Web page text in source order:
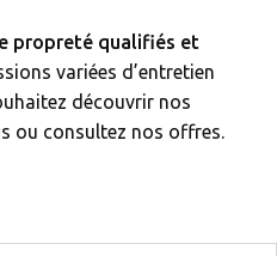
propreté qualifiés et
variées d’entretien
découvrir nos
ou consultez nos offres.